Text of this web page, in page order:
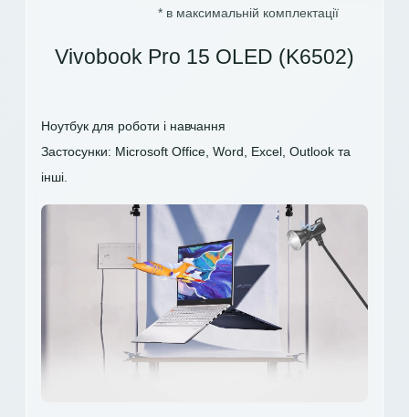
* в максимальній комплектації
Vivobook Pro 15 OLED (K6502)
Ноутбук для роботи і навчання
Застосунки: Microsoft Office, Word, Excel, Outlook та
інші.